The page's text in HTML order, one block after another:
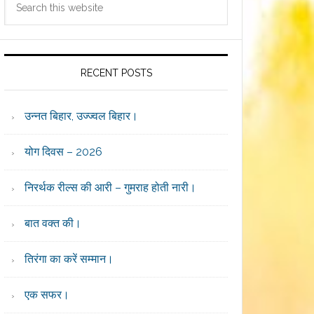
Sidebar
RECENT POSTS
उन्नत बिहार, उज्ज्वल बिहार।
योग दिवस – 2026
निरर्थक रील्स की आरी – गुमराह होती नारी।
बात वक्त की।
तिरंगा का करें सम्मान।
एक सफर।